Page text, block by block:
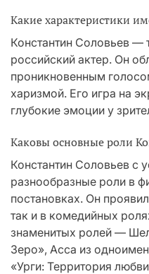
Какие характеристики
Константин Соловьев —
российский актер. Он
проникновенным
харизмой. Его игра на
глубокие эмоции у
Каковы основные роли
Константин Соловьев с
разнообразные роли в
постановках. Он
так и в комедийных
знаменитых ролей —
Зеро», Асса из
«Урги: Территория